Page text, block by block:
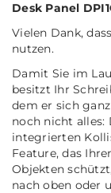
Desk Panel
Vielen Dank,
nutzen.
Damit Sie im
besitzt Ihr
dem er sich
noch nicht alles:
integrierten
Feature, das
Objekten
nach oben oder